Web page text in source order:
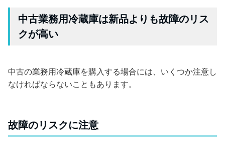
中古業務用冷蔵庫は新品よりも故障のリス
クが高い
中古の業務用冷蔵庫を購入する場合には、いくつか注意し
なければならないこともあります。
故障のリスクに注意